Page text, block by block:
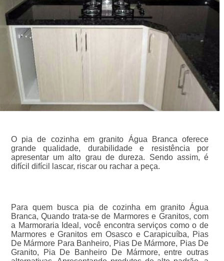
O pia de cozinha em granito Água Branca oferece
grande qualidade, durabilidade e resistência por
apresentar um alto grau de dureza. Sendo assim, é
difícil difícil lascar, riscar ou rachar a peça.
Para quem busca pia de cozinha em granito Água
Branca, Quando trata-se de Marmores e Granitos, com
a Marmoraria Ideal, você encontra serviços como o de
Marmores e Granitos em Osasco e Carapicuíba, Pias
De Mármore Para Banheiro, Pias De Mármore, Pias De
Granito, Pia De Banheiro De Mármore, entre outras